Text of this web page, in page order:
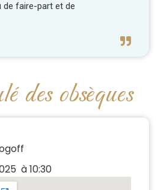
de faire-part et de
des obsèques
à 10:30